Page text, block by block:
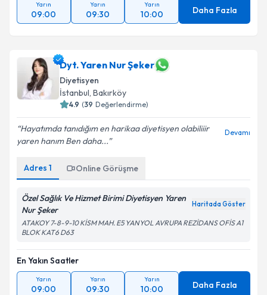
Yarın
09:00
Yarın
09:30
Yarın
10:00 Daha Fazla
Dyt. Yaren Nur Şeker
Diyetisyen
İstanbul, Bakırköy
4.9 (39 Değerlendirme)
Hayatımda tanıdığım en harikaa diyetisyen olabiliiir
yaren hanım Ben daha...
Devamı
Adres 1 Online Görüşme
Özel Sağlık Ve Hizmet Birimi Diyetisyen Yaren
Nur Şeker
Haritada Göster
ATAKOY 7-8-9-10 KİSM MAH. E5 YANYOL AVRUPA REZİDANS OFİS A1
BLOK KAT6 D63
En Yakın Saatler
Yarın
09:00
Yarın
09:30
Yarın
10:00 Daha Fazla